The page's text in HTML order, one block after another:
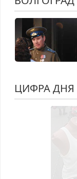
ЦИФРА ДНЯ